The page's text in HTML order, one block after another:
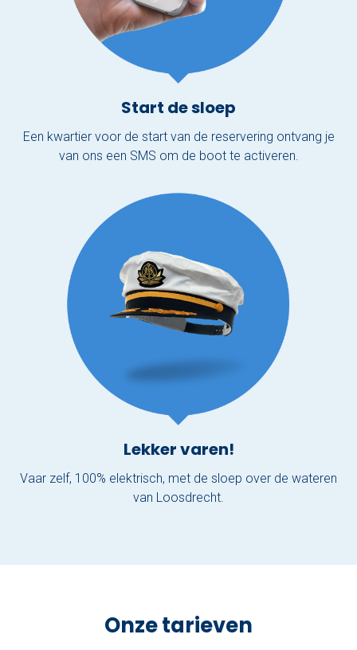
Start de sloep
Een kwartier voor de start van de reservering ontvang je
van ons een SMS om de boot te activeren.
Lekker varen!
Vaar zelf, 100% elektrisch, met de sloep over de wateren
van Loosdrecht.
Onze tarieven